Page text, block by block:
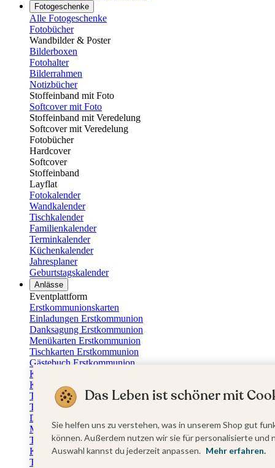
Fotogeschenke
Alle Fotogeschenke
Fotobücher
Wandbilder & Poster
Bilderboxen
Fotohalter
Bilderrahmen
Notizbücher
Stoffeinband mit Foto
Softcover mit Foto
Stoffeinband mit Veredelung
Softcover mit Veredelung
Fotobücher
Hardcover
Softcover
Stoffeinband
Layflat
Fotokalender
Wandkalender
Tischkalender
Familienkalender
Terminkalender
Küchenkalender
Jahresplaner
Geburtstagskalender
Anlässe
Eventplattform
Erstkommunionskarten
Einladungen Erstkommunion
Danksagung Erstkommunion
Menükarten Erstkommunion
Tischkarten Erstkommunion
Gästebuch Erstkommunion
Kerzen Erstkommunion
Kartenbox Erstkommunion
Taufkarten
Taufeinladungen
Dankeskarten Taufe
Menükarten Taufe
Tischkarten Taufe
Kirchenheft Taufe
Taufkerzen
Das Leben ist schöner mit
Sie helfen uns zu verstehen, was in unserem Shop gut
können. Außerdem nutzen wir sie für personalisierte
Auswahl kannst du jederzeit anpassen. Mehr erfahren.